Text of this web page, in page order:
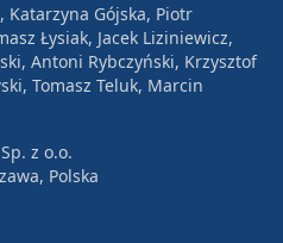
Katarzyna Gójska, Piotr
Łysiak, Jacek Liziniewicz,
Antoni Rybczyński, Krzysztof
Tomasz Teluk, Marcin
z o.o.
Polska